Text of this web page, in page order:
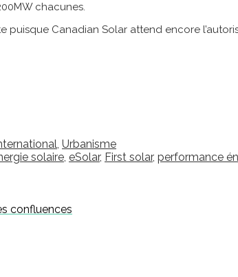
chacunes.
puisque Canadian Solar attend encore
, Urbanisme
solaire, eSolar, First solar, performance
confluences